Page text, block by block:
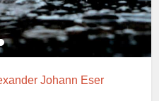
Johann Eser